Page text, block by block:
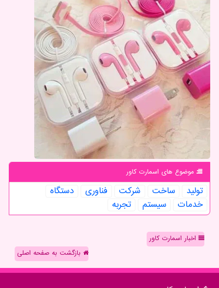
موضوع های اسمارت كاور
تولید ساخت شركت فناوری
دستگاه
خدمات
سیستم تجربه
اخبار اسمارت کاور
بازگشت به صفحه اصلی